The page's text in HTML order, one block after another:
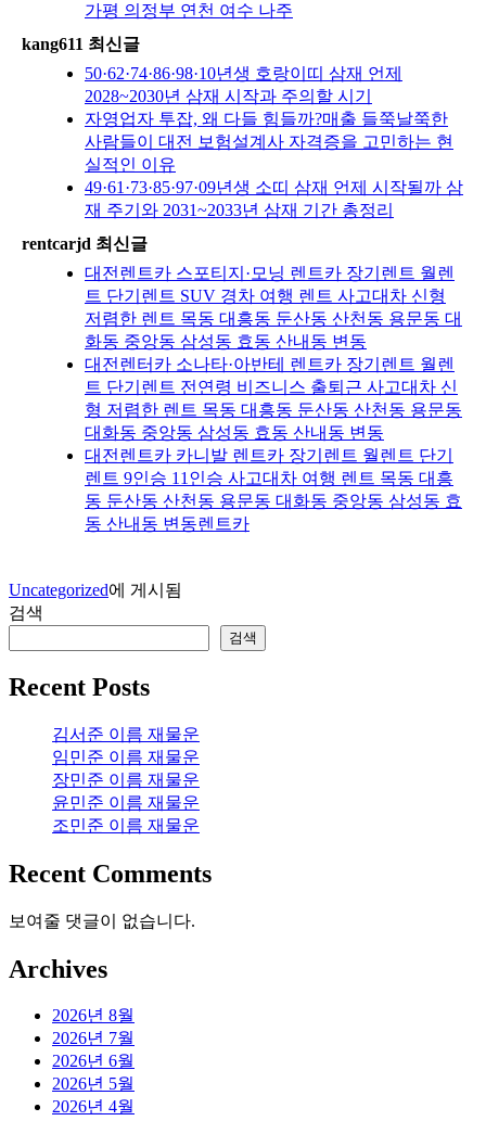
가평 의정부 연천 여수 나주
kang611 최신글
50·62·74·86·98·10년생 호랑이띠 삼재 언제
2028~2030년 삼재 시작과 주의할 시기
자영업자 투잡, 왜 다들 힘들까?매출 들쭉날쭉한
사람들이 대전 보험설계사 자격증을 고민하는 현
실적인 이유
49·61·73·85·97·09년생 소띠 삼재 언제 시작될까 삼
재 주기와 2031~2033년 삼재 기간 총정리
rentcarjd 최신글
대전렌트카 스포티지·모닝 렌트카 장기렌트 월렌
트 단기렌트 SUV 경차 여행 렌트 사고대차 신형
저렴한 렌트 목동 대흥동 둔산동 산천동 용문동 대
화동 중앙동 삼성동 효동 산내동 변동
대전렌터카 소나타·아반테 렌트카 장기렌트 월렌
트 단기렌트 전연령 비즈니스 출퇴근 사고대차 신
형 저렴한 렌트 목동 대흥동 둔산동 산천동 용문동
대화동 중앙동 삼성동 효동 산내동 변동
대전렌트카 카니발 렌트카 장기렌트 월렌트 단기
렌트 9인승 11인승 사고대차 여행 렌트 목동 대흥
동 둔산동 산천동 용문동 대화동 중앙동 삼성동 효
동 산내동 변동렌트카
Uncategorized에 게시됨
검색
검색
Recent Posts
김서준 이름 재물운
임민준 이름 재물운
장민준 이름 재물운
윤민준 이름 재물운
조민준 이름 재물운
Recent Comments
보여줄 댓글이 없습니다.
Archives
2026년 8월
2026년 7월
2026년 6월
2026년 5월
2026년 4월